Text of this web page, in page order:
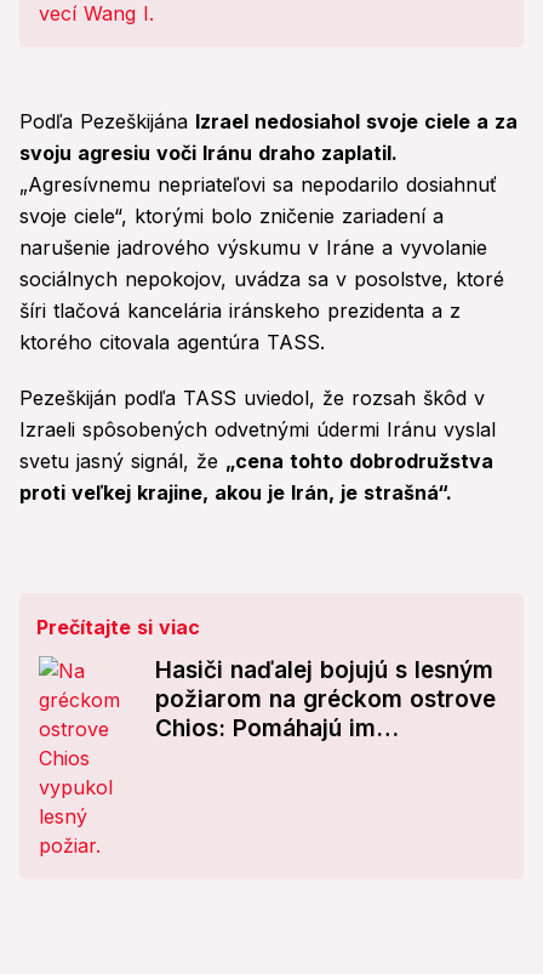
Podľa Pezeškijána Izrael nedosiahol svoje ciele a za
svoju agresiu voči Iránu draho zaplatil.
„Agresívnemu nepriateľovi sa nepodarilo dosiahnuť
svoje ciele“, ktorými bolo zničenie zariadení a
narušenie jadrového výskumu v Iráne a vyvolanie
sociálnych nepokojov, uvádza sa v posolstve, ktoré
šíri tlačová kancelária iránskeho prezidenta a z
ktorého citovala agentúra TASS.
Pezeškiján podľa TASS uviedol, že rozsah škôd v
Izraeli spôsobených odvetnými údermi Iránu vyslal
svetu jasný signál, že „cena tohto dobrodružstva
proti veľkej krajine, akou je Irán, je strašná“.
Prečítajte si viac
Hasiči naďalej bojujú s lesným
požiarom na gréckom ostrove
Chios: Pomáhajú im